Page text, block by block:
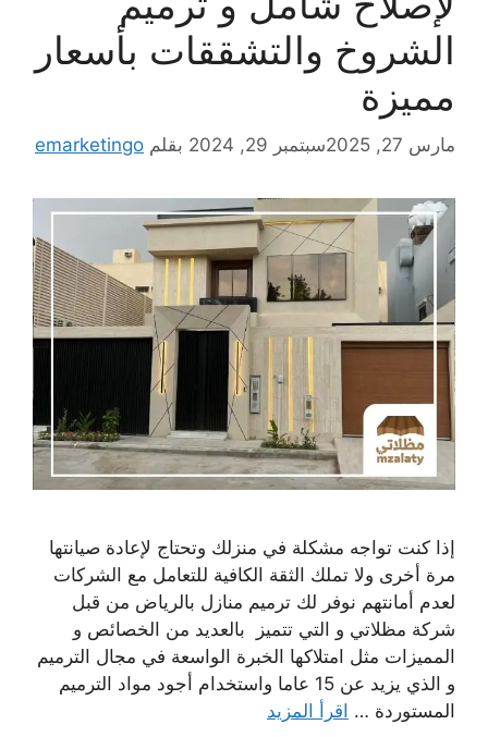
الشروخ والتشققات بأسعار
مميزة
مارس 27, 2025 سبتمبر 29, 2024 بقلم emarketingo
إذا كنت تواجه مشكلة في منزلك وتحتاج لإعادة صيانتها
مرة أخرى ولا تملك الثقة الكافية للتعامل مع الشركات
لعدم أمانتهم نوفر لك ترميم منازل بالرياض من قبل
شركة مظلاتي و التي تتميز بالعديد من الخصائص و
المميزات مثل امتلاكها الخبرة الواسعة في مجال الترميم
و الذي يزيد عن 15 عاما واستخدام أجود مواد الترميم
المستوردة … اقرأ المزيد